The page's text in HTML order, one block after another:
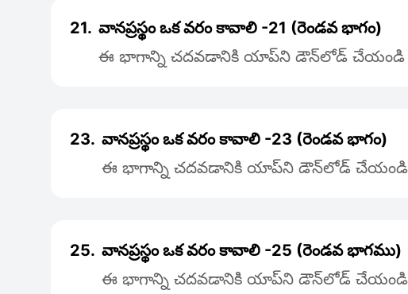
21. వానప్రస్థం ఒక వరం కావాలి -21 (రెండవ భాగం)
ఈ భాగాన్ని చదవడానికి యాప్‌ని డౌన్‌లోడ్ చేయండి
23. వానప్రస్థం ఒక వరం కావాలి -23 (రెండవ భాగం)
ఈ భాగాన్ని చదవడానికి యాప్‌ని డౌన్‌లోడ్ చేయండి
25. వానప్రస్థం ఒక వరం కావాలి -25 (రెండవ భాగము)
ఈ భాగాన్ని చదవడానికి యాప్‌ని డౌన్‌లోడ్ చేయండి